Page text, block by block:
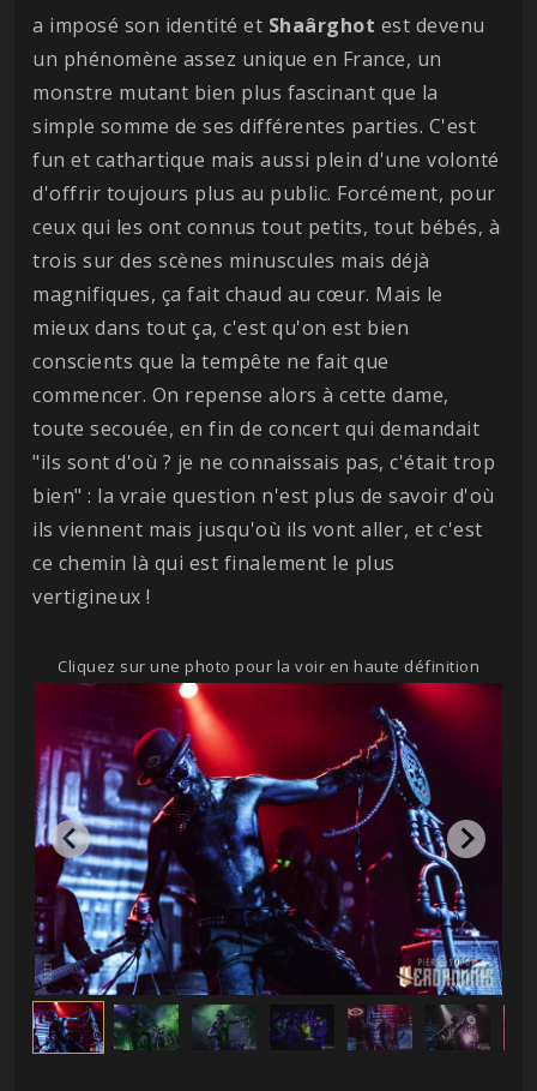
a imposé son identité et Shaârghot est devenu
un phénomène assez unique en France, un
monstre mutant bien plus fascinant que la
simple somme de ses différentes parties. C'est
fun et cathartique mais aussi plein d'une volonté
d'offrir toujours plus au public. Forcément, pour
ceux qui les ont connus tout petits, tout bébés, à
trois sur des scènes minuscules mais déjà
magnifiques, ça fait chaud au cœur. Mais le
mieux dans tout ça, c'est qu'on est bien
conscients que la tempête ne fait que
commencer. On repense alors à cette dame,
toute secouée, en fin de concert qui demandait
"ils sont d'où ? je ne connaissais pas, c'était trop
bien" : la vraie question n'est plus de savoir d'où
ils viennent mais jusqu'où ils vont aller, et c'est
ce chemin là qui est finalement le plus
vertigineux !
Cliquez sur une photo pour la voir en haute définition